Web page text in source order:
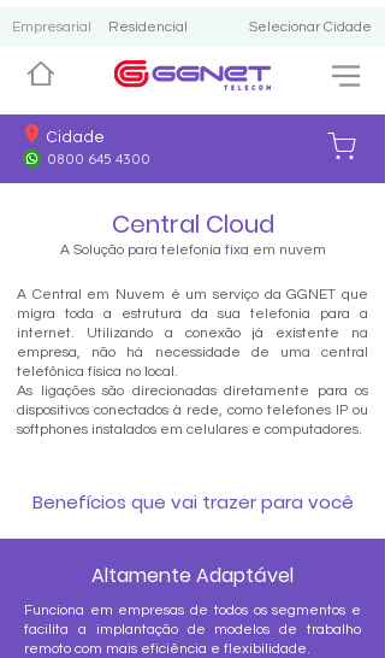
Empresarial Residencial Selecionar Cidade
Cidade
0800 645 4300
Central Cloud
A Solução para telefonia fixa em nuvem
A Central em Nuvem é um serviço da GGNET que
migra toda a estrutura da sua telefonia para a
internet. Utilizando a conexão já existente na
empresa, não há necessidade de uma central
telefônica física no local.
As ligações são direcionadas diretamente para os
dispositivos conectados à rede, como telefones IP ou
softphones instalados em celulares e computadores.
Benefícios que vai trazer para você
Altamente Adaptável
Funciona em empresas de todos os segmentos e
facilita a implantação de modelos de trabalho
remoto com mais eficiência e flexibilidade.